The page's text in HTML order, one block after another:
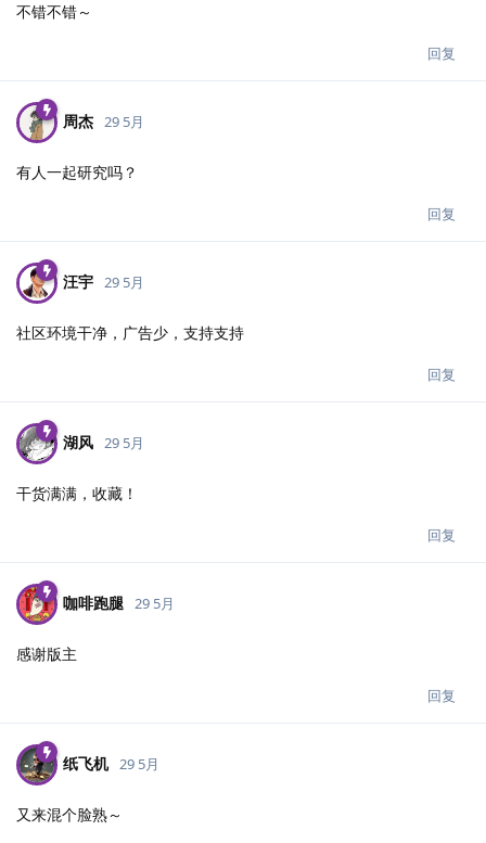
不错不错～
回复
周杰 29 5月
有人一起研究吗？
回复
汪宇 29 5月
社区环境干净，广告少，支持支持
回复
湖风 29 5月
干货满满，收藏！
回复
咖啡跑腿 29 5月
感谢版主
回复
纸飞机 29 5月
又来混个脸熟～